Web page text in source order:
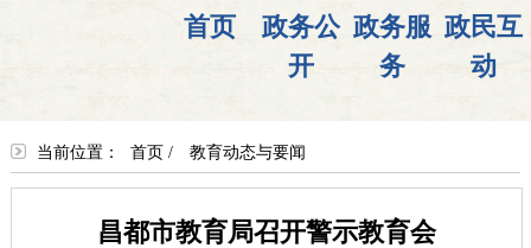
首页
政务公
开
政务服
务
政民互
动
当前位置： 首页 / 教育动态与要闻
昌都市教育局召开警示教育会